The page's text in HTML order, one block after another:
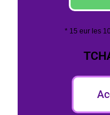
* 15 eur les